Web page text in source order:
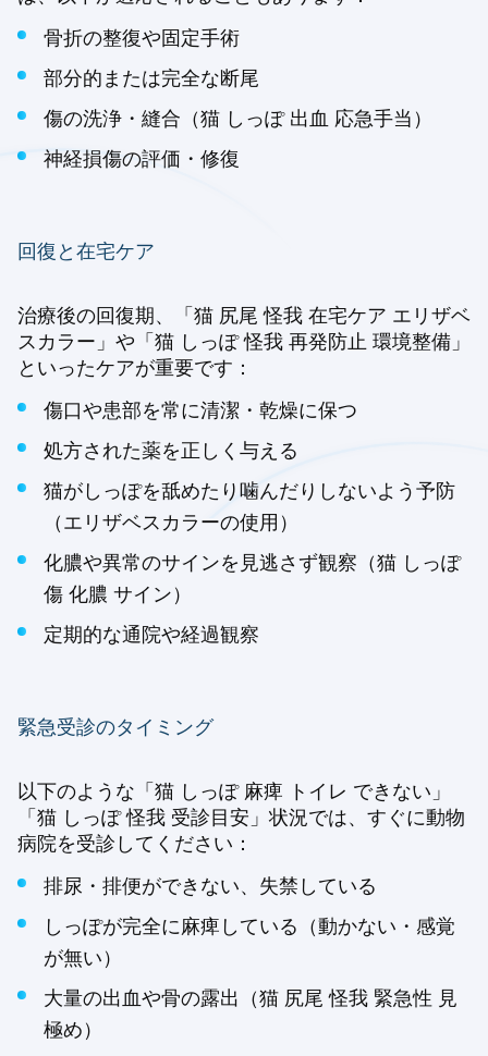
骨折の整復や固定手術
部分的または完全な断尾
傷の洗浄・縫合（猫 しっぽ 出血 応急手当）
神経損傷の評価・修復
回復と在宅ケア
治療後の回復期、「猫 尻尾 怪我 在宅ケア エリザベ
スカラー」や「猫 しっぽ 怪我 再発防止 環境整備」
といったケアが重要です：
傷口や患部を常に清潔・乾燥に保つ
処方された薬を正しく与える
猫がしっぽを舐めたり噛んだりしないよう予防
（エリザベスカラーの使用）
化膿や異常のサインを見逃さず観察（猫 しっぽ
傷 化膿 サイン）
定期的な通院や経過観察
緊急受診のタイミング
以下のような「猫 しっぽ 麻痺 トイレ できない」
「猫 しっぽ 怪我 受診目安」状況では、すぐに動物
病院を受診してください：
排尿・排便ができない、失禁している
しっぽが完全に麻痺している（動かない・感覚
が無い）
大量の出血や骨の露出（猫 尻尾 怪我 緊急性 見
極め）